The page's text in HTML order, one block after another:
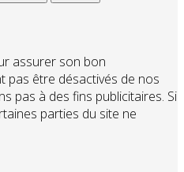
assurer son bon
pas être désactivés de nos
pas à des fins publicitaires. Si
parties du site ne